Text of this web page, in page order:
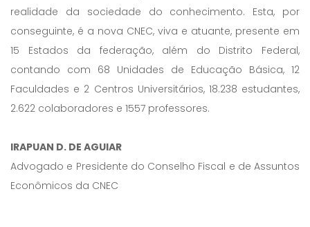
realidade da sociedade do conhecimento. Esta, por
conseguinte, é a nova CNEC, viva e atuante, presente em
15 Estados da federação, além do Distrito Federal,
contando com 68 Unidades de Educação Básica, 12
Faculdades e 2 Centros Universitários, 18.238 estudantes,
2.622 colaboradores e 1557 professores.
IRAPUAN D. DE AGUIAR
Advogado e Presidente do Conselho Fiscal e de Assuntos
Econômicos da CNEC